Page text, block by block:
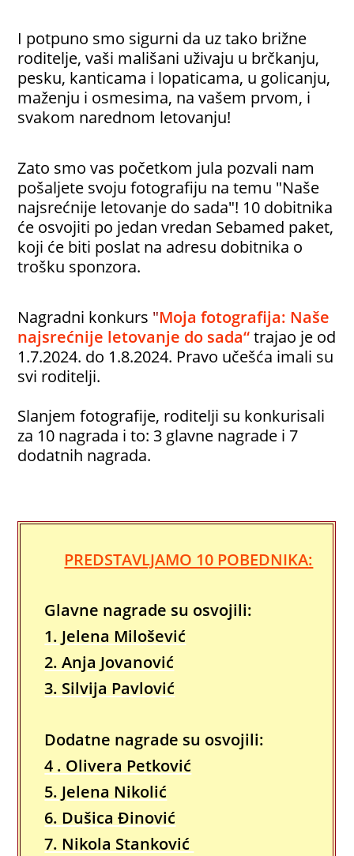
I potpuno smo sigurni da uz tako brižne
roditelje, vaši mališani uživaju u brčkanju,
pesku, kanticama i lopaticama, u golicanju,
maženju i osmesima, na vašem prvom, i
svakom narednom letovanju!
Zato smo vas početkom jula pozvali nam
pošaljete svoju fotografiju na temu "Naše
najsrećnije letovanje do sada"! 10 dobitnika
će osvojiti po jedan vredan Sebamed paket,
koji će biti poslat na adresu dobitnika o
trošku sponzora.
Nagradni konkurs "Moja fotografija: Naše
najsrećnije letovanje do sada“trajao je od
1.7.2024. do 1.8.2024. Pravo učešća imali su
svi roditelji.
Slanjem fotografije, roditelji su konkurisali
za 10 nagrada i to: 3 glavne nagrade i 7
dodatnih nagrada.
PREDSTAVLJAMO 10 POBEDNIKA:
Glavne nagrade su osvojili:
1. Jelena Milošević
2. Anja Jovanović
3. Silvija Pavlović
Dodatne nagrade su osvojili:
4 . Olivera Petković
5. Jelena Nikolić
6. Dušica Đinović
7. Nikola Stanković